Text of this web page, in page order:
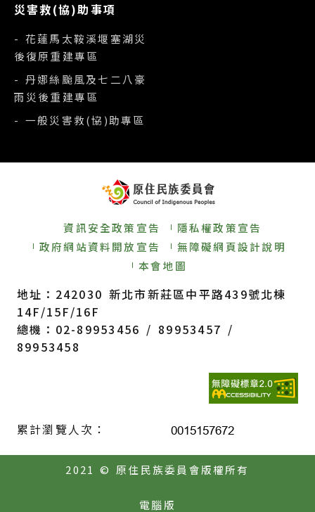
災害救(協)助事項
- 花蓮馬太鞍溪堰塞湖災
後復原重建專區
- 丹娜絲颱風及七二八豪
雨災後重建專區
- 一般災害救(協)助專區
資訊安全政策宣告
隱私權政策宣告
政府網站資料開放宣告
無障礙網頁設計說明
本會地圖
地址：242030 新北市新莊區中平路439號北棟
14F/15F/16F
總機：02-89953456 / 89953457 /
89953458
累計瀏覽人次：
2021 © 原住民族委員會版權所有
電腦版